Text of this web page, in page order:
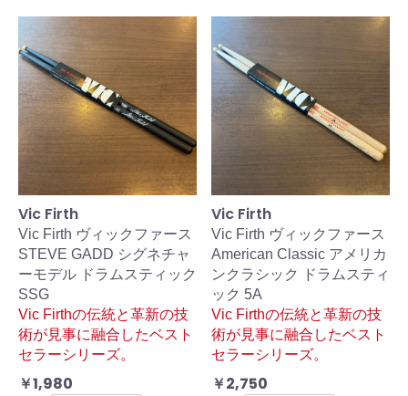
Vic Firth
Vic Firth ヴィックファース
STEVE GADD シグネチャ
ーモデル ドラムスティック
SSG
Vic Firthの伝統と革新の技
術が見事に融合したベスト
セラーシリーズ。
￥1,980
Vic Firth
Vic Firth ヴィックファース
American Classic アメリカ
ンクラシック ドラムスティ
ック 5A
Vic Firthの伝統と革新の技
術が見事に融合したベスト
セラーシリーズ。
￥2,750